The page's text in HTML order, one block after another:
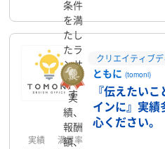
条件
を満
たし
たラ
ンサ
ーで
す
クリエイティブ
ともに(tomoni)
『伝えたい
インに』実績
心ください。
実績 満足率
実
績、
報酬
額、